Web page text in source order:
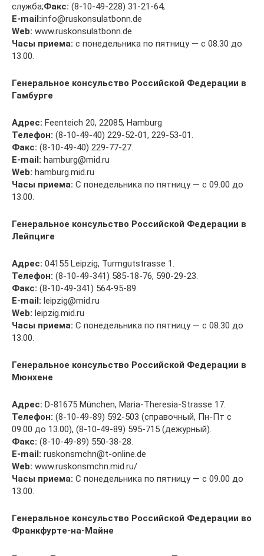
служба;Факс: (8-10-49-228) 31-21-64;
E-mail:info@ruskonsulatbonn.de
Web: www.ruskonsulatbonn.de
Часы приема: с понедельника по пятницу — с 08.30 до
13.00.
Генеральное консульство Российской Федерации в
Гамбурге
Адрес: Feenteich 20, 22085, Hamburg
Телефон: (8-10-49-40) 229-52-01, 229-53-01.
Факс: (8-10-49-40) 229-77-27.
E-mail: hamburg@mid.ru
Web: hamburg.mid.ru
Часы приема: С понедельника по пятницу — с 09.00 до
13.00.
Генеральное консульство Российской Федерации в
Лейпциге
Адрес: 04155 Leipzig, Turmgutstrasse 1.
Телефон: (8-10-49-341) 585-18-76, 590-29-23.
Факс: (8-10-49-341) 564-95-89.
E-mail: leipzig@mid.ru
Web: leipzig.mid.ru
Часы приема: С понедельника по пятницу — с 08.30 до
13.00.
Генеральное консульство Российской Федерации в
Мюнхене
Адрес: D-81675 München, Maria-Theresia-Strasse 17.
Телефон: (8-10-49-89) 592-503 (справочный, Пн-Пт с
09.00 до 13.00), (8-10-49-89) 595-715 (дежурный).
Факс: (8-10-49-89) 550-38-28.
E-mail: ruskonsmchn@t-online.de
Web: www.ruskonsmchn.mid.ru/
Часы приема: С понедельника по пятницу — с 09.00 до
13.00.
Генеральное консульство Российской Федерации во
Франкфурте-на-Майне